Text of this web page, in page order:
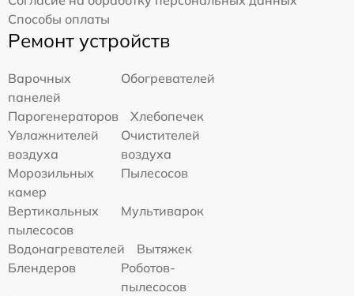
Способы оплаты
Ремонт устройств
Варочных
панелей
Обогревателей
Парогенераторов
Хлебопечек
Увлажнителей
воздуха
Очистителей
воздуха
Морозильных
камер
Пылесосов
Вертикальных
пылесосов
Мультиварок
Водонагревателей
Вытяжек
Блендеров
Роботов-
пылесосов